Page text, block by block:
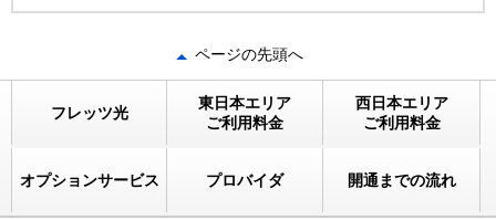
ページの先頭へ
フレッツ光
東日本エリア
ご利用料金
西日本エリア
ご利用料金
オプションサービス プロバイダ 開通までの流れ